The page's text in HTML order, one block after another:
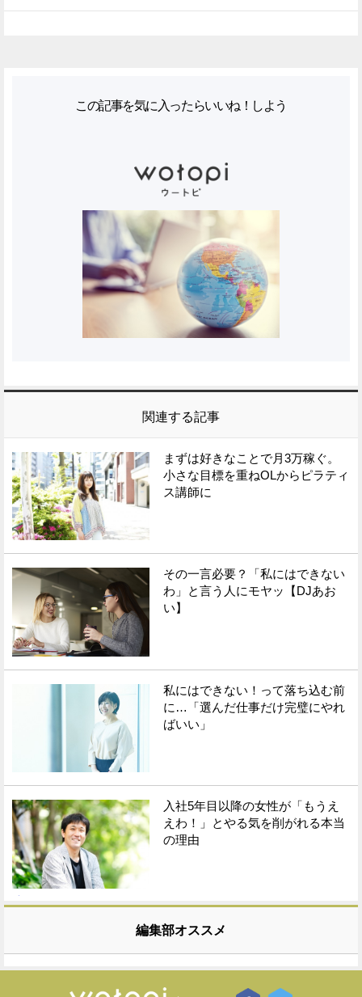
この記事を気に入ったらいいね！しよう
関連する記事
まずは好きなことで月3万稼ぐ。
小さな目標を重ねOLからピラティ
ス講師に
その一言必要？「私にはできない
わ」と言う人にモヤッ【DJあお
い】
私にはできない！って落ち込む前
に…「選んだ仕事だけ完璧にやれ
ばいい」
入社5年目以降の女性が「もうえ
えわ！」とやる気を削がれる本当
の理由
編集部オススメ